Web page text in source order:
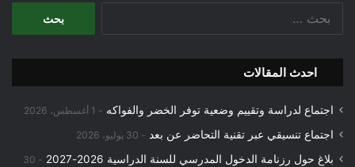
احدث المقالات
اجتماع لدراسة وتقييم وضعية توفر الخضر والفواكه 1 أغسطس، 2026
اجتماع تنسيقي عبر تقنية التحاضر عن بعد 30 يوليو، 2026
بلاغ حول رزنامة الدخول المدرسي للسنة الدراسية 2026-2027
30